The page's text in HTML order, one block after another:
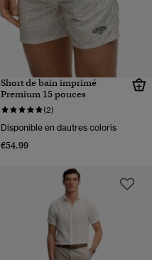
Short de bain imprimé
Premium 15 pouces
(2)
Disponible en dautres coloris
€54.99